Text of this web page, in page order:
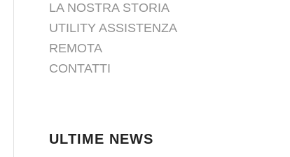
LA NOSTRA STORIA
UTILITY ASSISTENZA
REMOTA
CONTATTI
ULTIME NEWS